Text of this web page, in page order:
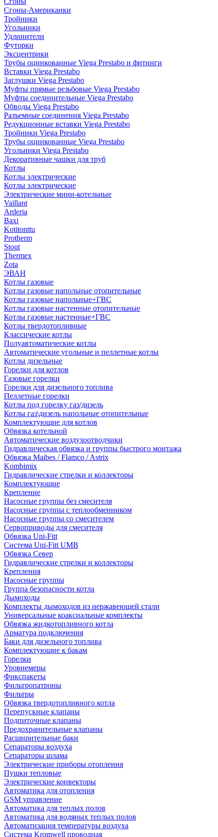
Сгоны-Американки
Тройники
Угольники
Удлинители
Футорки
Эксцентрики
Трубы оцинкованные Viega Prestabo и фитинги
Вставки Viega Prestabo
Заглушки Viega Prestabo
Муфты прямые резьбовые Viega Prestabo
Муфты соединительные Viega Prestabo
Обводы Viega Prestabo
Разъемные соединения Viega Prestabo
Редукционные вставки Viega Prestabo
Тройники Viega Prestabo
Трубы оцинкованные Viega Prestabo
Угольники Viega Prestabo
Декоративные чашки для труб
Котлы
Котлы электрические
Котлы электрические
Электрические мини-котельные
Vaillant
Arderia
Baxi
Kotitonttu
Protherm
Stout
Thermex
Zota
ЭВАН
Котлы газовые
Котлы газовые напольные отопительные
Котлы газовые напольные+ГВС
Котлы газовые настенные отопительные
Котлы газовые настенные+ГВС
Котлы твердотопливные
Классические котлы
Полуавтоматические котлы
Автоматические угольные и пеллетные котлы
Котлы дизельные
Горелки для котлов
Газовые горелки
Горелки для дизельного топлива
Пеллетные горелки
Котлы под горелку газ/дизель
Котлы газ\дизель напольные отопительные
Комплектующие для котлов
Обвязка котельной
Автоматические воздухоотводчики
Гидравлическая обвязка и группы быстрого монтажа
Обвязка Maibes / Flamco / Astrix
Kombimix
Гидравлические стрелки и коллекторы
Комплектующие
Крепление
Насосные группы без смесителя
Насосные группы с теплообменником
Насосные группы со смесителем
Сервоприводы для смесителя
Обвязка Uni-Fitt
Система Uni-Fitt UMB
Обвязка Север
Гидравлические стрелки и коллекторы
Крепления
Насосные группы
Группа безопасности котла
Дымоходы
Комплекты дымоходов из нержавеющей стали
Универсальные коаксиальные комплекты
Обвязка жидкотопливного котла
Арматура подключения
Баки для дизельного топлива
Комплектующие к бакам
Горелки
Уровнемеры
Фикспакеты
Фильтропатроны
Фильтры
Обвязка твердотопливного котла
Перепускные клапаны
Подпиточные клапаны
Предохранительные клапаны
Расширительные баки
Сепараторы воздуха
Сепараторы шлама
Электрические приборы отопления
Пушки тепловые
Электрические конвекторы
Автоматика для отопления
GSM управление
Автоматика для теплых полов
Автоматика для водяных теплых полов
Автоматизация температуры воздуха
Система Kromwell проводная